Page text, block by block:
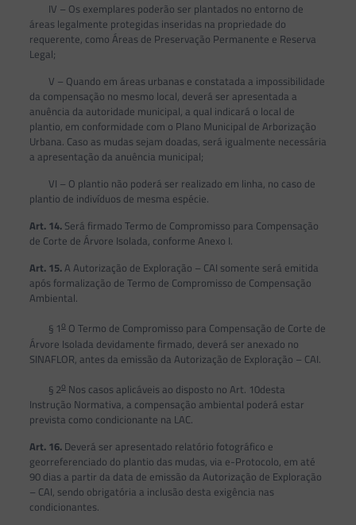
IV – Os exemplares poderão ser plantados no entorno de
áreas legalmente protegidas inseridas na propriedade do
requerente, como Áreas de Preservação Permanente e Reserva
Legal;
V – Quando em áreas urbanas e constatada a impossibilidade
da compensação no mesmo local, deverá ser apresentada a
anuência da autoridade municipal, a qual indicará o local de
plantio, em conformidade com o Plano Municipal de Arborização
Urbana. Caso as mudas sejam doadas, será igualmente necessária
a apresentação da anuência municipal;
VI – O plantio não poderá ser realizado em linha, no caso de
plantio de indivíduos de mesma espécie.
Art. 14. Será firmado Termo de Compromisso para Compensação
de Corte de Árvore Isolada, conforme Anexo I.
Art. 15.A Autorização de Exploração – CAI somente será emitida
após formalização de Termo de Compromisso de Compensação
Ambiental.
§ 1oO Termo de Compromisso para Compensação de Corte de
Árvore Isolada devidamente firmado, deverá ser anexado no
SINAFLOR, antes da emissão da Autorização de Exploração – CAI.
§ 2oNos casos aplicáveis ao disposto no Art. 10desta
Instrução Normativa, a compensação ambiental poderá estar
prevista como condicionante na LAC.
Art. 16. Deverá ser apresentado relatório fotográfico e
georreferenciado do plantio das mudas, via e-Protocolo, em até
90 dias a partir da data de emissão da Autorização de Exploração
– CAI, sendo obrigatória a inclusão desta exigência nas
condicionantes.